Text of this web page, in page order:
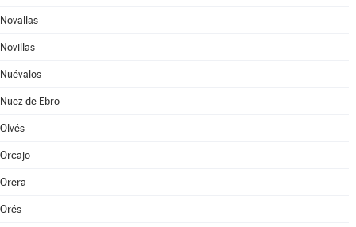
Novallas
Novillas
Nuévalos
Nuez de Ebro
Olvés
Orcajo
Orera
Orés